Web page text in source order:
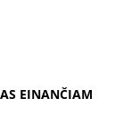
EINANČIAM